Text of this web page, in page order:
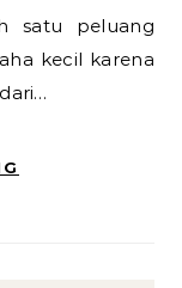
kecil karena